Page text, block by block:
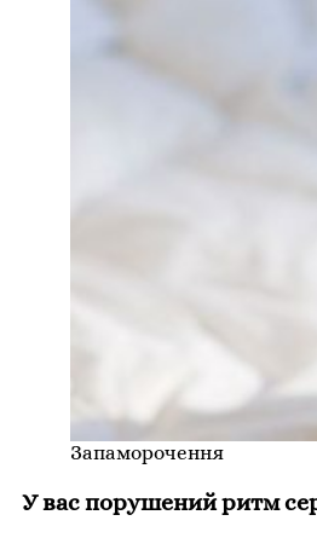
Запаморочення
У вас порушений ритм